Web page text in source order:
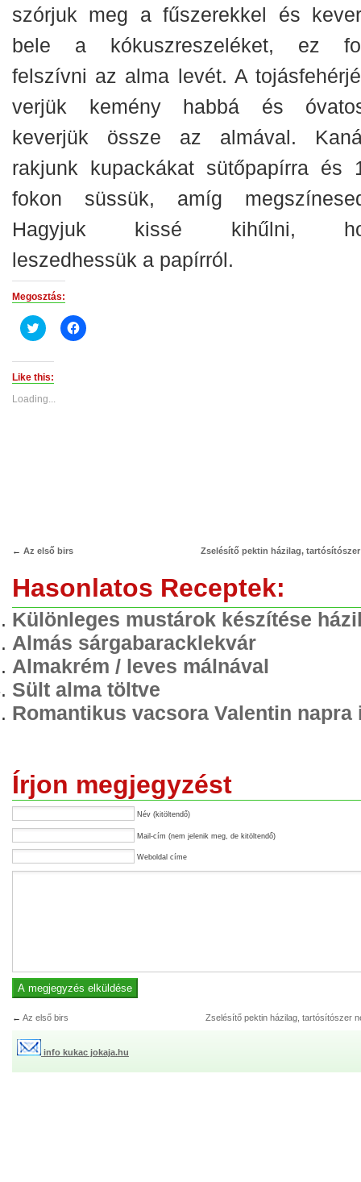
szórjuk meg a fűszerekkel és
bele a kókuszreszeléket, ez
felszívni az alma levét. A
verjük kemény habbá és
keverjük össze az almával.
rakjunk kupackákat sütőpapírra és
fokon süssük, amíg
Hagyjuk kissé kihűlni,
leszedhessük a papírról.
Megosztás:
Click
to
(Opens
in
new
Click
to
Like this:
Loading...
← Az első birs Zselésítő pektin házilag,
Hasonlatos Receptek:
Különleges mustárok készítése
Almás sárgabaracklekvár
Almakrém / leves málnával
Sült alma töltve
Romantikus vacsora Valentin napra
Írjon megjegyzést
Név (kitöltendő)
Mail-cím (nem jelenik meg, de kitöltendő)
Weboldal címe
← Az első birs Zselésítő pektin házilag, tartósítószer
info kukac jokaja.hu